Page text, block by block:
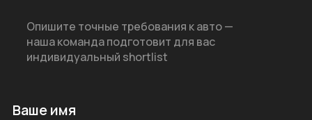
Ваше имя
Опишите точные требования к авто —
наша команда подготовит для вас
индивидуальный shortlist